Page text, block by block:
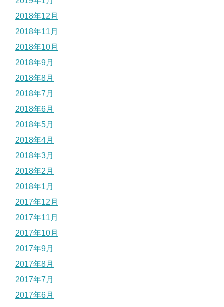
2018年12月
2018年11月
2018年10月
2018年9月
2018年8月
2018年7月
2018年6月
2018年5月
2018年4月
2018年3月
2018年2月
2018年1月
2017年12月
2017年11月
2017年10月
2017年9月
2017年8月
2017年7月
2017年6月